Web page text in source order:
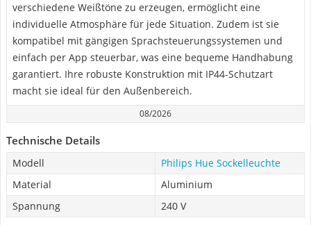
verschiedene Weißtöne zu erzeugen, ermöglicht eine
individuelle Atmosphäre für jede Situation. Zudem ist sie
kompatibel mit gängigen Sprachsteuerungssystemen und
einfach per App steuerbar, was eine bequeme Handhabung
garantiert. Ihre robuste Konstruktion mit IP44-Schutzart
macht sie ideal für den Außenbereich.
08/2026
Technische Details
Modell
Philips Hue Sockelleuchte
Material
Aluminium
Spannung
240 V